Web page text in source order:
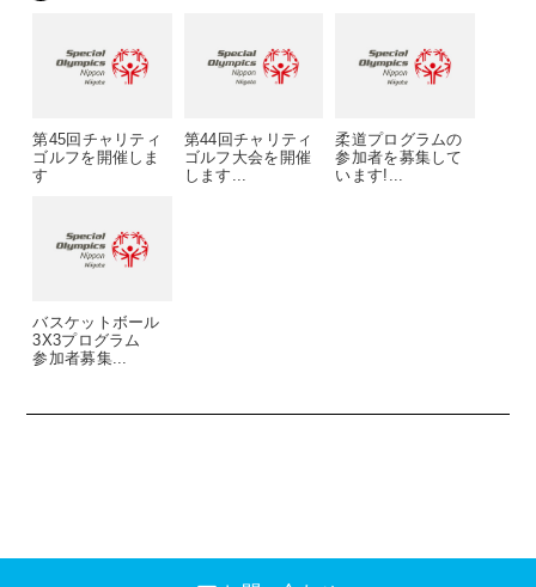
第45回チャリティ
ゴルフを開催しま
す
第44回チャリティ
ゴルフ大会を開催
します...
柔道プログラムの
参加者を募集して
います!...
バスケットボール
3X3プログラム
参加者募集...